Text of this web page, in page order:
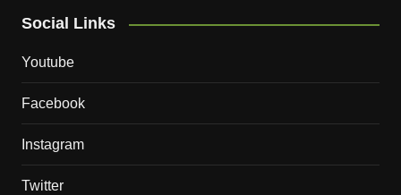
Social Links
Youtube
Facebook
Instagram
Twitter